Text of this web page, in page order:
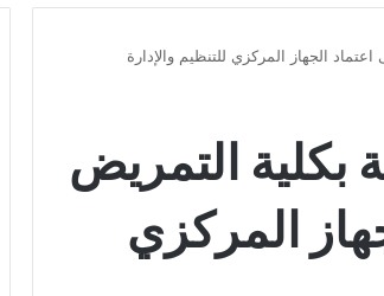
الجهاز المركزي للتنظيم والإدارة
التمريض
المركزي